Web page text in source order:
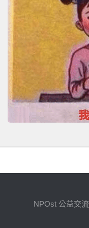
NPOst 公益交